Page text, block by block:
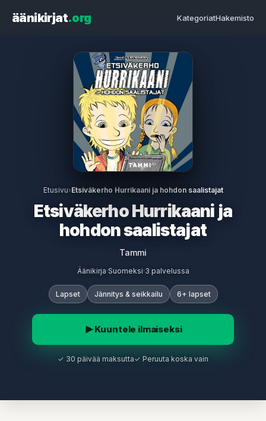
äänikirjat.org KategoriatHakemisto
Etusivu›Etsiväkerho Hurrikaani ja hohdon saalistajat
Etsiväkerho Hurrikaani ja
hohdon saalistajat
Tammi
Äänikirja·Suomeksi·3 palvelussa
Lapset Jännitys & seikkailu 6+ lapset
Kuuntele ilmaiseksi
✓ 30 päivää maksutta✓ Peruuta koska vain